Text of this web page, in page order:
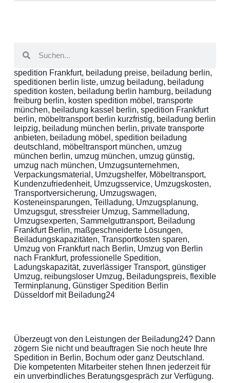
spedition Frankfurt, beiladung preise, beiladung berlin,
speditionen berlin liste, umzug beiladung, beiladung
spedition kosten, beiladung berlin hamburg, beiladung
freiburg berlin, kosten spedition möbel, transporte
münchen, beiladung kassel berlin, spedition Frankfurt
berlin, möbeltransport berlin kurzfristig, beiladung berlin
leipzig, beiladung münchen berlin, private transporte
anbieten, beiladung möbel, spedition beiladung
deutschland, möbeltransport münchen, umzug
münchen berlin, umzug münchen, umzug günstig,
umzug nach münchen, Umzugsunternehmen,
Verpackungsmaterial, Umzugshelfer, Möbeltransport,
Kundenzufriedenheit, Umzugsservice, Umzugskosten,
Transportversicherung, Umzugswagen,
Kosteneinsparungen, Teilladung, Umzugsplanung,
Umzugsgut, stressfreier Umzug, Sammelladung,
Umzugsexperten, Sammelguttransport, Beiladung
Frankfurt Berlin, maßgeschneiderte Lösungen,
Beiladungskapazitäten, Transportkosten sparen,
Umzug von Frankfurt nach Berlin, Umzug von Berlin
nach Frankfurt, professionelle Spedition,
Ladungskapazität, zuverlässiger Transport, günstiger
Umzug, reibungsloser Umzug, Beiladungspreis, flexible
Terminplanung, Günstiger Spedition Berlin
Düsseldorf mit Beiladung24
Überzeugt von den Leistungen der Beiladung24? Dann
zögern Sie nicht und beauftragen Sie noch heute Ihre
Spedition in Berlin, Bochum oder ganz Deutschland.
Die kompetenten Mitarbeiter stehen Ihnen jederzeit für
ein unverbindliches Beratungsgespräch zur Verfügung.